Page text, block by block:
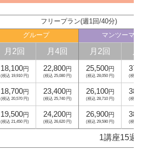
フリープラン(週1回/40分)
グループ マンツーマン
月2回 月4回 月2回
18,100円
(税込 19,910 円)
22,800円
(税込 25,080 円)
25,500円
(税込 28,050 円) (税込
18,700円
(税込 20,570 円)
23,400円
(税込 25,740 円)
26,100円
(税込 28,710 円) (税込
19,500円
(税込 21,450 円)
24,200円
(税込 26,620 円)
26,900円
(税込 29,590 円) (税込
1講座15週